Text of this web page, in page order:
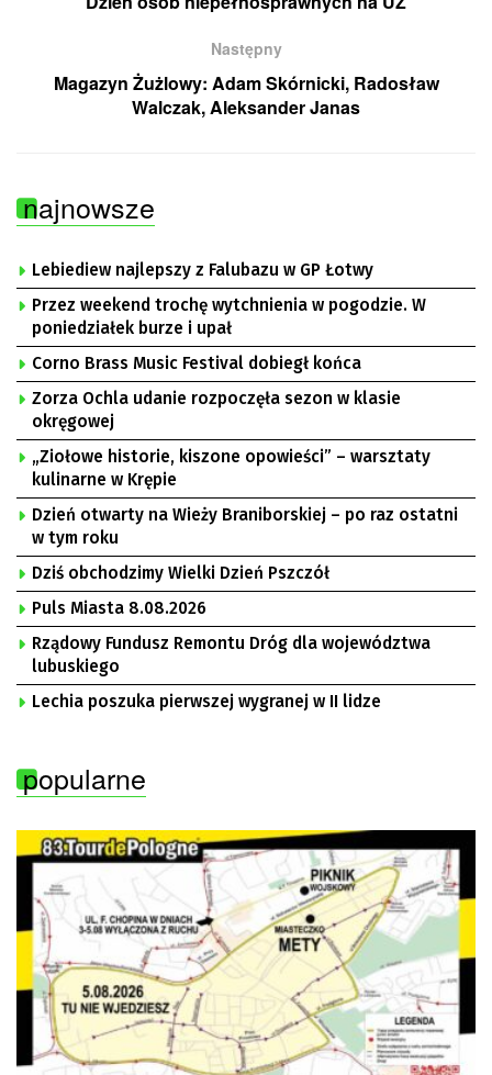
Następny
Magazyn Żużlowy: Adam Skórnicki, Radosław
Walczak, Aleksander Janas
najnowsze
Lebiediew najlepszy z Falubazu w GP Łotwy
Przez weekend trochę wytchnienia w pogodzie. W
poniedziałek burze i upał
Corno Brass Music Festival dobiegł końca
Zorza Ochla udanie rozpoczęła sezon w klasie
okręgowej
„Ziołowe historie, kiszone opowieści” – warsztaty
kulinarne w Krępie
Dzień otwarty na Wieży Braniborskiej – po raz ostatni
w tym roku
Dziś obchodzimy Wielki Dzień Pszczół
Puls Miasta 8.08.2026
Rządowy Fundusz Remontu Dróg dla województwa
lubuskiego
Lechia poszuka pierwszej wygranej w II lidze
popularne